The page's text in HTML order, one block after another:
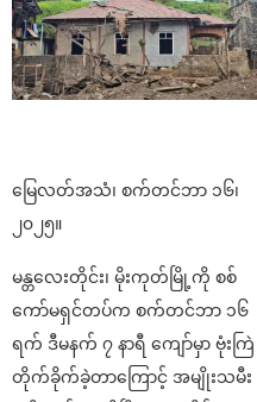
မြေလတ်အသံ၊ စက်တင်ဘာ ၁၆၊
၂၀၂၅။
မန္တလေးတိုင်း၊ မိုးကုတ်မြို့ကို စစ်
ကော်မရှင်တပ်က စက်တင်ဘာ ၁၆
ရက် ဒီမနက် ၇ နာရီ ကျော်မှာ ဗုံးကြဲ
တိုက်ခိုက်ခဲ့တာကြောင့် အမျိုးသမီး